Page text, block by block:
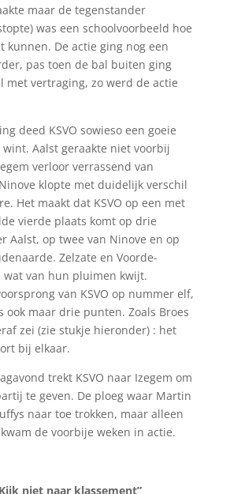
maar de tegenstander
was een schoolvoorbeeld hoe
kunnen. De actie ging nog een
pas toen de bal buiten ging
met vertraging, zo werd de actie
deed KSVO sowieso een goeie
Aalst geraakte niet voorbij
verloor verrassend van
klopte met duidelijk verschil
Het maakt dat KSVO op een met
vierde plaats komt op drie
Aalst, op twee van Ninove en op
Zelzate en Voorde-
van hun pluimen kwijt.
van KSVO op nummer elf,
ook maar drie punten. Zoals Broes
zei (zie stukje hieronder) : het
bij elkaar.
trekt KSVO naar Izegem om
te geven. De ploeg waar Martin
naar toe trokken, maar alleen
de voorbije weken in actie.
niet naar klassement”